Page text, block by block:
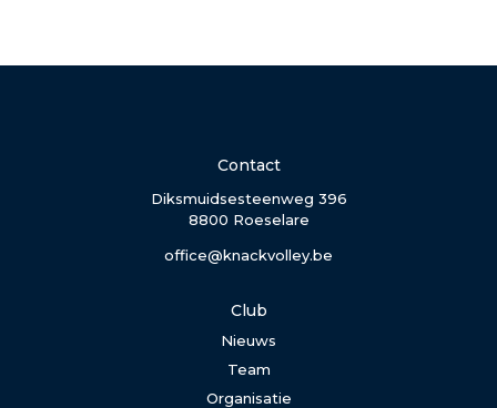
Contact
Diksmuidsesteenweg 396
8800 Roeselare
office@knackvolley.be
Club
Nieuws
Team
Organisatie